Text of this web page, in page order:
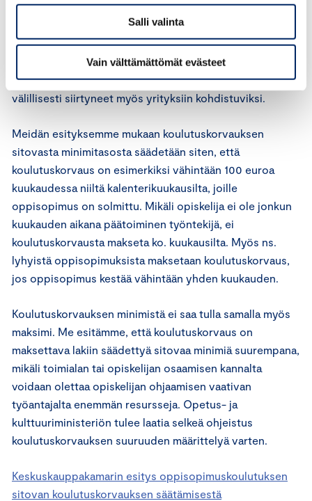
Salli valinta
Vain välttämättömät evästeet
yleisempää, että koulutuskorvausta ei makseta ollenkaan
tai sen suuruus on pienentynyt merkittävästi. Tämä on
pääsääntöisesti tapahtunut samaan aikaan, kun
ammatillisen koulutuksen rahoitusta on leikattu. Näin
ollen ammatillisen koulutuksen rahoitusleikkaukset ovat
välillisesti siirtyneet myös yrityksiin kohdistuviksi.
Meidän esityksemme mukaan koulutuskorvauksen
sitovasta minimitasosta säädetään siten, että
koulutuskorvaus on esimerkiksi vähintään 100 euroa
kuukaudessa niiltä kalenterikuukausilta, joille
oppisopimus on solmittu. Mikäli opiskelija ei ole jonkun
kuukauden aikana päätoiminen työntekijä, ei
koulutuskorvausta makseta ko. kuukausilta. Myös ns.
lyhyistä oppisopimuksista maksetaan koulutuskorvaus,
jos oppisopimus kestää vähintään yhden kuukauden.
Koulutuskorvauksen minimistä ei saa tulla samalla myös
maksimi. Me esitämme, että koulutuskorvaus on
maksettava lakiin säädettyä sitovaa minimiä suurempana,
mikäli toimialan tai opiskelijan osaamisen kannalta
voidaan olettaa opiskelijan ohjaamisen vaativan
työantajalta enemmän resursseja. Opetus- ja
kulttuuriministeriön tulee laatia selkeä ohjeistus
koulutuskorvauksen suuruuden määrittelyä varten.
Keskuskauppakamarin esitys oppisopimuskoulutuksen
sitovan koulutuskorvauksen säätämisestä